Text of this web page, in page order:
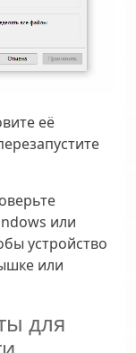
её
или
устройство
или
для